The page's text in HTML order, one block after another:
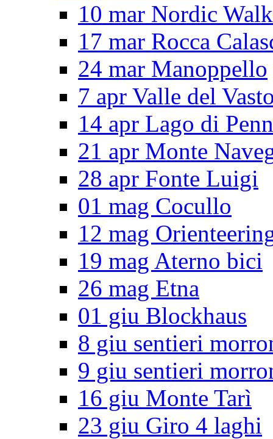
10 mar Nordic
17 mar Rocca
24 mar Manoppello
7 apr Valle del
14 apr Lago di
21 apr Monte
28 apr Fonte Luigi
01 mag Cocullo
12 mag
19 mag Aterno bici
26 mag Etna
01 giu Blockhaus
8 giu sentieri
9 giu sentieri
16 giu Monte Tarì
23 giu Giro 4 laghi